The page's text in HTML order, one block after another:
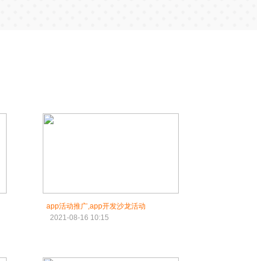
app活动推广,app开发沙龙活动
2021-08-16 10:15